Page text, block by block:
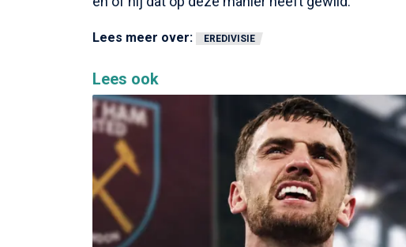
Lees meer over: EREDIVISIE
Lees ook